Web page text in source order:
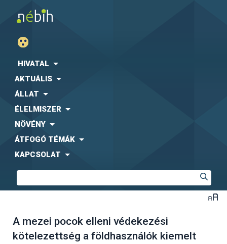
HIVATAL
AKTUÁLIS
ÁLLAT
ÉLELMISZER
NÖVÉNY
ÁTFOGÓ TÉMÁK
KAPCSOLAT
A mezei pocok elleni védekezési
kötelezettség a földhasználók kiemelt